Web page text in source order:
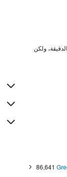
86,641